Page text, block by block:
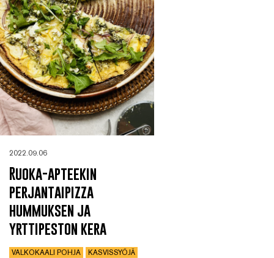
2022.09.06
Ruoka-apteekin
perjantaipizza
hummuksen ja
yrttipeston kera
VALKOKAALI POHJA KASVISSYÖJÄ